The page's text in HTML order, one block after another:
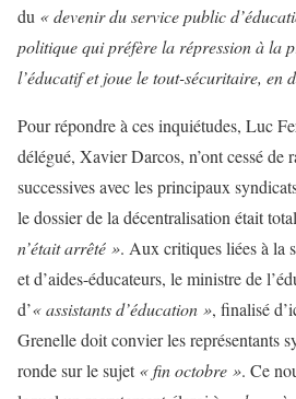
du « devenir du service public
politique qui préfère la répression à la
l’éducatif et joue le tout-sécuritaire, en
Pour répondre à ces inquiétudes, Luc
délégué, Xavier Darcos, n’ont cessé de
successives avec les principaux
le dossier de la décentralisation était
n’était arrêté ». Aux critiques liées à la
et d’aides-éducateurs, le ministre de
d’« assistants d’éducation », finalisé
Grenelle doit convier les représentants
ronde sur le sujet« fin octobre ». Ce